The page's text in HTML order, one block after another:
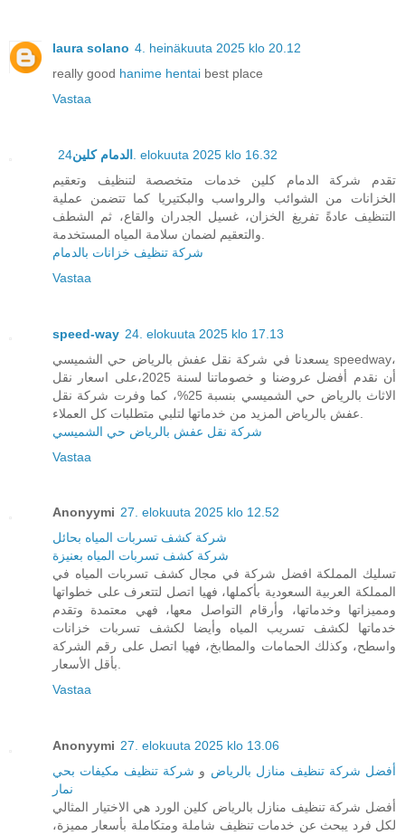
laura solano 4. heinäkuuta 2025 klo 20.12
really good hanime hentai best place
Vastaa
الدمام كلين 24. elokuuta 2025 klo 16.32
تقدم شركة الدمام كلين خدمات متخصصة لتنظيف وتعقيم
الخزانات من الشوائب والرواسب والبكتيريا كما تتضمن عملية
التنظيف عادةً تفريغ الخزان، غسيل الجدران والقاع، ثم الشطف
شركة تنظيف خزانات بالدمام
Vastaa
speed-way 24. elokuuta 2025 klo 17.13
يسعدنا في شركة نقل عفش بالرياض حي الشميسي speedway،
أن نقدم أفضل عروضنا و خصوماتنا لسنة 2025،على اسعار نقل
الاثاث بالرياض حي الشميسي بنسبة 25%، كما وفرت شركة نقل
شركة نقل عفش بالرياض حي الشميسي
Vastaa
Anonyymi 27. elokuuta 2025 klo 12.52
شركة كشف تسربات المياه بحائل
شركة كشف تسربات المياه بعنيزة
تسليك المملكة افضل شركة في مجال كشف تسربات المياه في
المملكة العربية السعودية بأكملها، فهيا اتصل لتتعرف على خطواتها
ومميزاتها وخدماتها، وأرقام التواصل معها، فهي معتمدة وتقدم
خدماتها لكشف تسريب المياه وأيضا لكشف تسربات خزانات
واسطح، وكذلك الحمامات والمطابخ، فهيا اتصل على رقم الشركة
بأقل الأسعار.
Vastaa
Anonyymi 27. elokuuta 2025 klo 13.06
أفضل شركة تنظيف منازل بالرياض و شركة تنظيف مكيفات بحي
نمار
أفضل شركة تنظيف منازل بالرياض كلين الورد هي الاختيار المثالي
لكل فرد يبحث عن خدمات تنظيف شاملة ومتكاملة بأسعار مميزة،